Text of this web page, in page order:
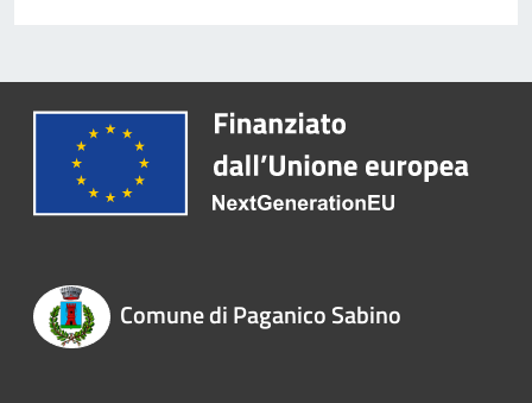
Comune di Paganico Sabino